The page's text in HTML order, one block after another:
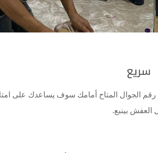
سريع
رقم الجوال المتاح أمامك سوف يساعدك على
بينبع.